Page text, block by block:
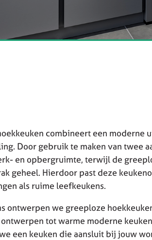
combineert een moderne
Door gebruik te maken van twee
en opbergruimte, terwijl de
geheel. Hierdoor past deze
als ruime leefkeukens.
ontwerpen we greeploze
tot warme moderne
een keuken die aansluit bij jouw